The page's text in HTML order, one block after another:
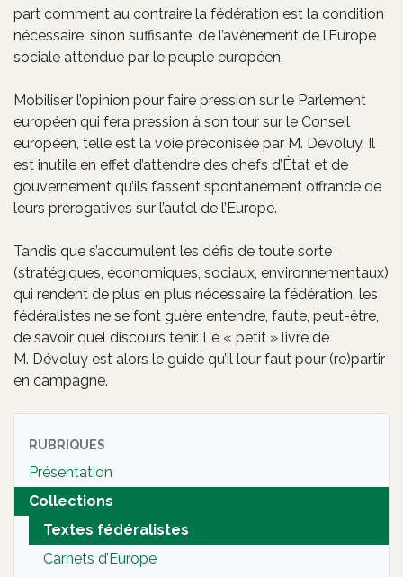
part comment au contraire la fédération est la condition
nécessaire, sinon suffisante, de l’avènement de l’Europe
sociale attendue par le peuple européen.
Mobiliser l’opinion pour faire pression sur le Parlement
européen qui fera pression à son tour sur le Conseil
européen, telle est la voie préconisée par M. Dévoluy. Il
est inutile en effet d’attendre des chefs d’État et de
gouvernement qu’ils fassent spontanément offrande de
leurs prérogatives sur l’autel de l’Europe.
Tandis que s’accumulent les défis de toute sorte
(stratégiques, économiques, sociaux, environnementaux)
qui rendent de plus en plus nécessaire la fédération, les
fédéralistes ne se font guère entendre, faute, peut-être,
de savoir quel discours tenir. Le « petit » livre de
M. Dévoluy est alors le guide qu’il leur faut pour (re)partir
en campagne.
RUBRIQUES
Présentation
Collections
Textes fédéralistes
Carnets d’Europe